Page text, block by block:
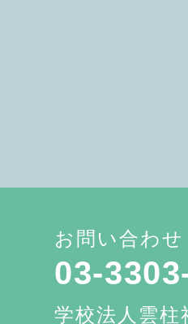
お問い合わせ
03-
学校法人雲柱